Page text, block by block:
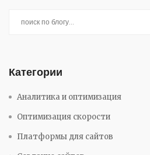
Категории
Аналитика и оптимизация
Оптимизация скорости
Платформы для сайтов